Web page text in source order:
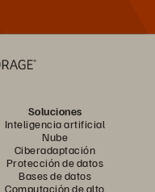
Soluciones
Inteligencia artificial
Nube
Ciberadaptación
Protección de datos
Bases de datos
Computación de alto